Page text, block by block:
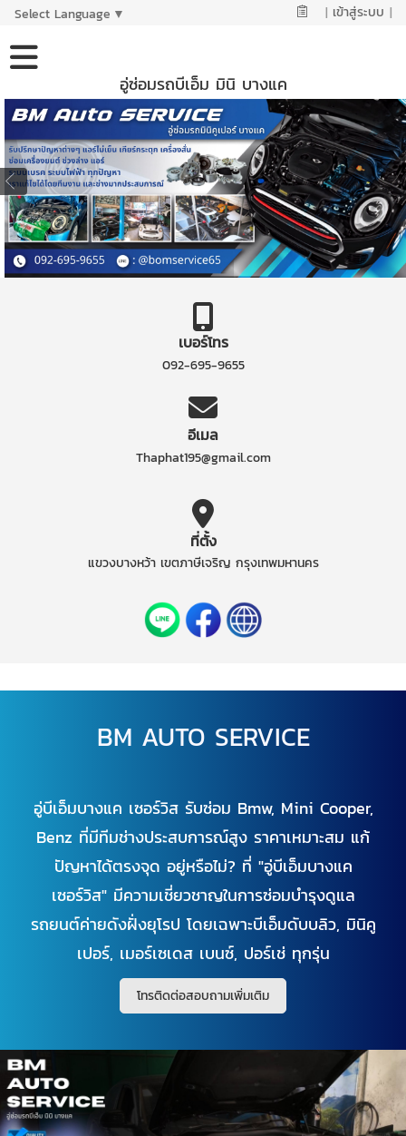
Select Language ▼ | เข้าสู่ระบบ |
อู่ซ่อมรถบีเอ็ม มินิ บางแค
เบอร์โทร
092-695-9655
อีเมล
Thaphat195@gmail.com
ที่ตั้ง
แขวงบางหว้า เขตภาษีเจริญ กรุงเทพมหานคร
BM AUTO SERVICE
อู่บีเอ็มบางแค เซอร์วิส รับซ่อม Bmw, Mini Cooper,
Benz ที่มีทีมช่างประสบการณ์สูง ราคาเหมาะสม แก้
ปัญหาได้ตรงจุด อยู่หรือไม่? ที่ "อู่บีเอ็มบางแค
เซอร์วิส" มีความเชี่ยวชาญในการซ่อมบำรุงดูแล
รถยนต์ค่ายดังฝั่งยุโรป โดยเฉพาะบีเอ็มดับบลิว, มินิคู
เปอร์, เมอร์เซเดส เบนซ์, ปอร์เช่ ทุกรุ่น
โทรติดต่อสอบถามเพิ่มเติม